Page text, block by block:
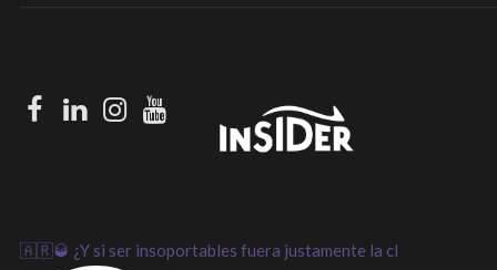
Facebook
LinkedIn
Instagram
Youtube
🇦🇷🥃 ¿Y si ser insoportables fuera justamente la cl